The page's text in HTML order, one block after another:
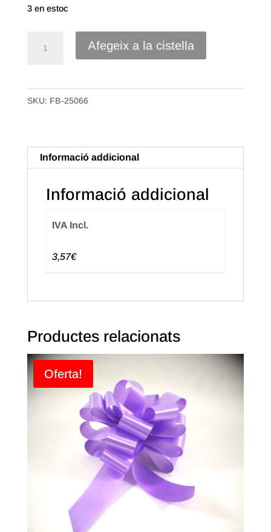
3 en estoc
de
Cànem
Natural
Afegeix a la cistella
SKU: FB-25066
Informació addicional
Informació addicional
IVA Incl.
3,57€
Productes relacionats
Oferta!